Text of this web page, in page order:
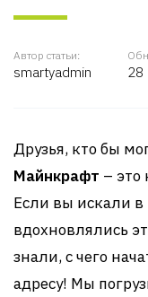
Автор статьи:
smartyadmin 28
Друзья, кто бы
Майнкрафт – это
Если вы искали
вдохновлялись
знали, с чего
адресу! Мы